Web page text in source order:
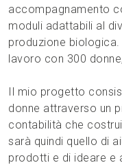
accompagnamento
moduli adattabili al
produzione
lavoro con 300
Il mio progetto
donne attraverso un
contabilità che
sarà quindi quello di
prodotti e di ideare e